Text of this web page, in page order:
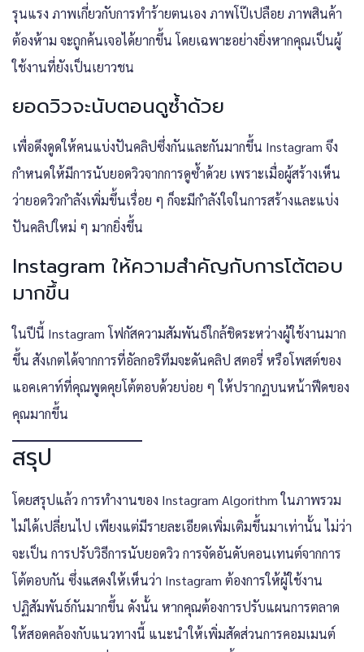
รุนแรง ภาพเกี่ยวกับการทำร้ายตนเอง ภาพโป๊เปลือย ภาพสินค้า
ต้องห้าม จะถูกค้นเจอได้ยากขึ้น โดยเฉพาะอย่างยิ่งหากคุณเป็นผู้
ใช้งานที่ยังเป็นเยาวชน
ยอดวิวจะนับตอนดูซ้ำด้วย
เพื่อดึงดูดให้คนแบ่งปันคลิปซึ่งกันและกันมากขึ้น Instagram จึง
กำหนดให้มีการนับยอดวิวจากการดูซ้ำด้วย เพราะเมื่อผู้สร้างเห็น
ว่ายอดวิวกำลังเพิ่มขึ้นเรื่อย ๆ ก็จะมีกำลังใจในการสร้างและแบ่ง
ปันคลิปใหม่ ๆ มากยิ่งขึ้น
Instagram ให้ความสำคัญกับการโต้ตอบ
มากขึ้น
ในปีนี้ Instagram โฟกัสความสัมพันธ์ใกล้ชิดระหว่างผู้ใช้งานมาก
ขึ้น สังเกตได้จากการที่อัลกอริทึมจะดันคลิป สตอรี่ หรือโพสต์ของ
แอคเคาท์ที่คุณพูดคุยโต้ตอบด้วยบ่อย ๆ ให้ปรากฏบนหน้าฟีดของ
คุณมากขึ้น
สรุป
โดยสรุปแล้ว การทำงานของ Instagram Algorithm ในภาพรวม
ไม่ได้เปลี่ยนไป เพียงแต่มีรายละเอียดเพิ่มเติมขึ้นมาเท่านั้น ไม่ว่า
จะเป็น การปรับวิธีการนับยอดวิว การจัดอันดับคอนเทนต์จากการ
โต้ตอบกัน ซึ่งแสดงให้เห็นว่า Instagram ต้องการให้ผู้ใช้งาน
ปฏิสัมพันธ์กันมากขึ้น ดังนั้น หากคุณต้องการปรับแผนการตลาด
ให้สอดคล้องกับแนวทางนี้ แนะนำให้เพิ่มสัดส่วนการคอมเมนต์